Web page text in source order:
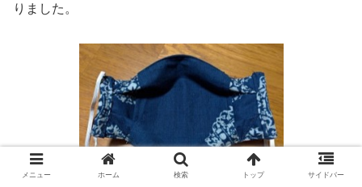
りました。
メニュー ホーム 検索 トップ サイドバー